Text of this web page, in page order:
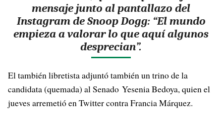
mensaje junto al pantallazo del
Instagram de Snoop Dogg: “El mundo
empieza a valorar lo que aquí algunos
desprecian”.
El también libretista adjuntó también un trino de la
candidata (quemada) al Senado Yesenia Bedoya, quien el
jueves arremetió en Twitter contra Francia Márquez.